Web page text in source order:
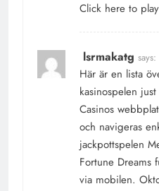
Click here to play
lsrmakatg says:
Här är en lista
kasinospelen
Casinos
och navigeras
jackpottspelen
Fortune Dreams
via mobilen.